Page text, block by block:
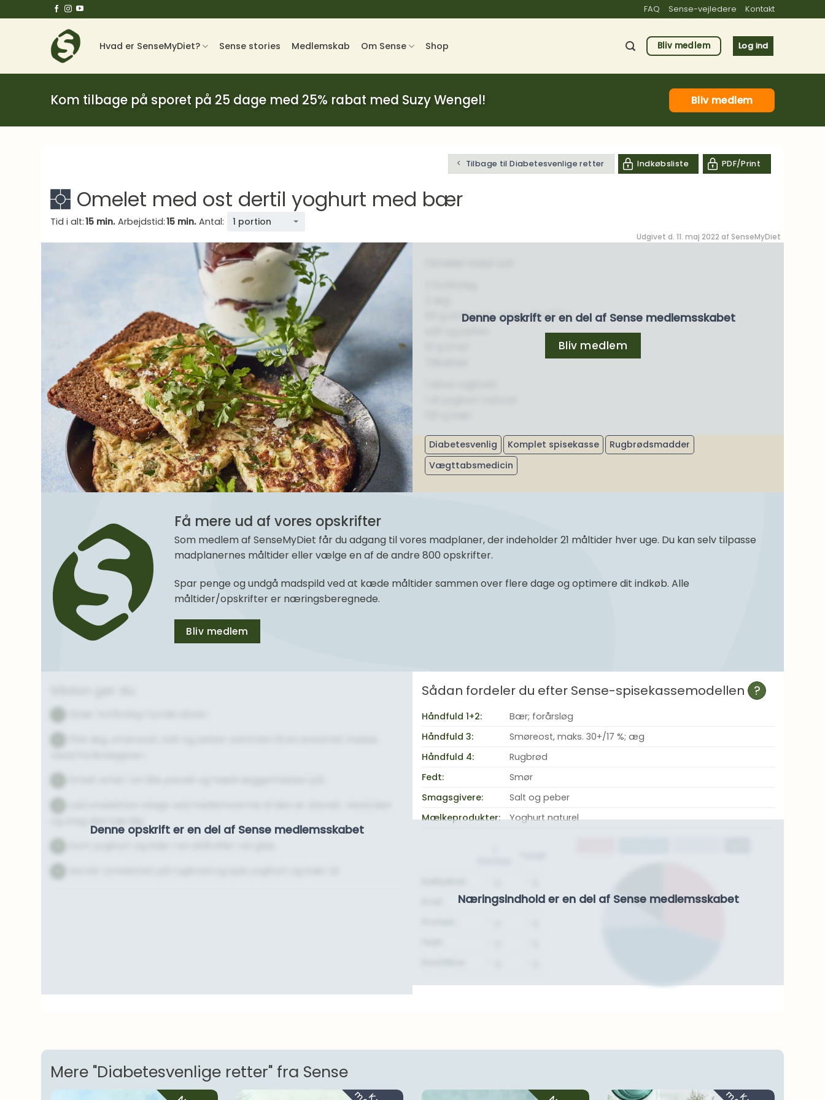
til
FAQ Sense-vejledere Kontakt
Hvad er SenseMyDiet? Sense stories Medlemskab Om Sense Shop Bliv medlem Log ind
Kom tilbage på sporet på 25 dage med 25% rabat med Suzy Wengel! Bliv medlem
Tilbage til Diabetesvenlige retter Indkøbsliste PDF/Print
Omelet med ost dertil yoghurt med bær
Tid i alt:15 min. Arbejdstid:15 min. Antal: 1 portion
Udgivet d. 11. maj 2022 af SenseMyDiet
Denne opskrift er en del af Sense medlemsskabet
Bliv medlem
50 g smøreost, maks. 30+/17 %
Diabetesvenlig Komplet spisekasse
Rugbrødsmadder
Vægttabsmedicin
Få mere ud af vores opskrifter
Som medlem af SenseMyDiet får du adgang til vores madplaner, der indeholder 21 måltider hver uge. Du kan selv tilpasse
madplanernes måltider eller vælge en af de andre 800 opskrifter.
Spar penge og undgå madspild ved at kæde måltider sammen over flere dage og optimere dit indkøb. Alle
måltider/opskrifter er næringsberegnede.
Bliv medlem
Denne opskrift er en del af Sense medlemsskabet
Sådan fordeler du efter Sense-spisekassemodellen ?
Håndfuld 1+2:
Bær; forårsløg
Håndfuld 3:
Smøreost, maks. 30+/17 %; æg
Håndfuld 4:
Rugbrød
Fedt:
Smør
Smagsgivere:
Salt og peber
Mælkeprodukter:
Yoghurt naturel
Næringsindhold er en del af Sense medlemsskabet
-
-
Mere "Diabetesvenlige retter" fra Sense